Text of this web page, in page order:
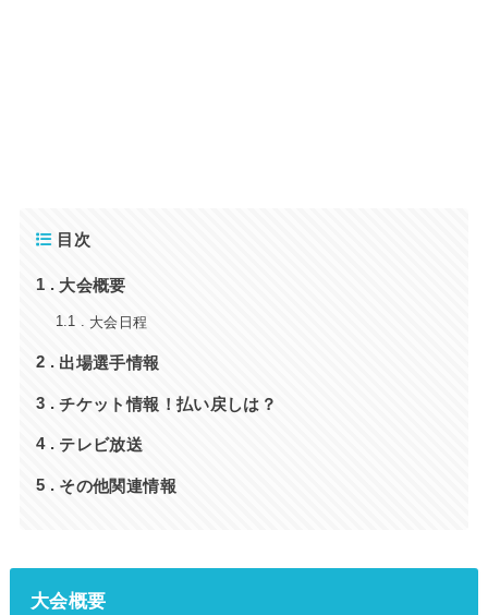
目次
1 大会概要
1.1 大会日程
2 出場選手情報
3 チケット情報！払い戻しは？
4 テレビ放送
5 その他関連情報
大会概要